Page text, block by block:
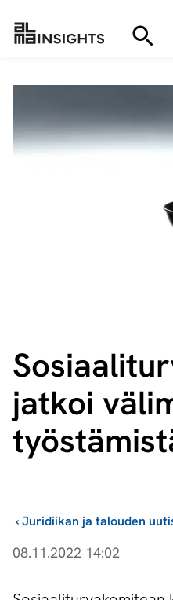
jatkoi
Juridiikan ja talouden
›
08.11.2022 14:02